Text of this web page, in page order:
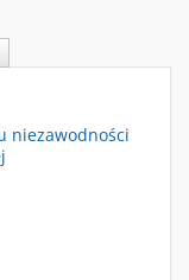
niezawodności